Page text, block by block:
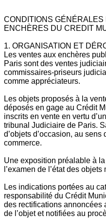
CONDITIONS
ENCHÈRES DU CREDIT
1. ORGANISATION ET
Les ventes aux enchères
Paris sont des ventes
commissaires-priseurs
comme appréciateurs.
Les objets proposés à la
déposés en gage au Crédit
inscrits en vente en vertu
tribunal Judiciaire de Paris.
d’objets d’occasion, au
commerce.
Une exposition préalable à
l’examen de l’état des objets
Les indications portées au
responsabilité du Crédit
des rectifications annoncées
de l’objet et notifiées au